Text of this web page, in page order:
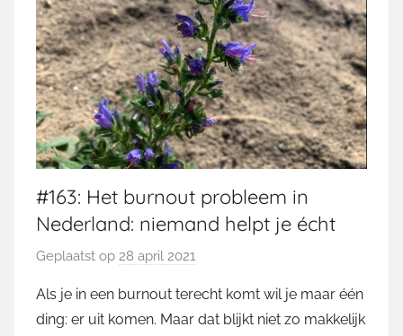
#163: Het burnout probleem in
Nederland: niemand helpt je écht
Geplaatst op 28 april 2021
o
r
Als je in een burnout terecht komt wil je maar één
ding: er uit komen. Maar dat blijkt niet zo makkelijk